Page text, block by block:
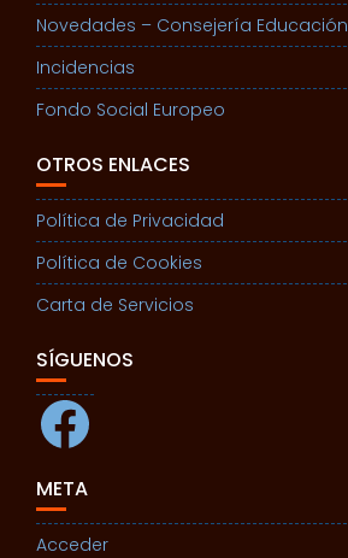
Novedades – Consejería Educación
Incidencias
Fondo Social Europeo
OTROS ENLACES
Política de Privacidad
Política de Cookies
Carta de Servicios
SÍGUENOS
Facebook
META
Acceder